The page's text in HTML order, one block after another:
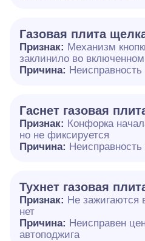
Газовая плита
Признак: Механизм
заклинило во
Причина: Неисправность
Гаснет газовая
Признак: Конфорка
но не фиксируется
Причина:
Тухнет газовая
Признак: Не зажигаются
нет
Причина: Неисправен
автоподжига